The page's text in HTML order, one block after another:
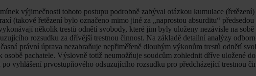
výjimečnosti tohoto postupu podrobně zabýval otázkou kumulace
(takové řetězení bylo označeno mimo jiné za „naprostou absurditu“
několik trestů odnětí svobody, které jim byly uloženy nezávisle na sobě
rozsudku za dřívější trestnou činnost. Na základě detailní analýzy
právní úprava nezabraňuje nepřiměřeně dlouhým výkonům trestů odnětí
pachatele. Výslovně totiž neumožňuje soudcům zohlednit dříve uložené
po vyhlášení prvostupňového odsuzujícího rozsudku pro předcházející trestnou